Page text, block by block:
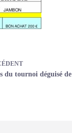
du tournoi déguisé de